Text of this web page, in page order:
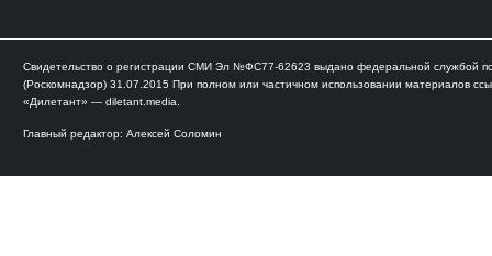
Свидетельство о регистрации СМИ Эл №ФС77-62623 выдано федеральной службой
(Роскомнадзор) 31.07.2015 При полном или частичном использовании материалов
«Дилетант» — diletant.media.
Главный редактор: Алексей Соломин